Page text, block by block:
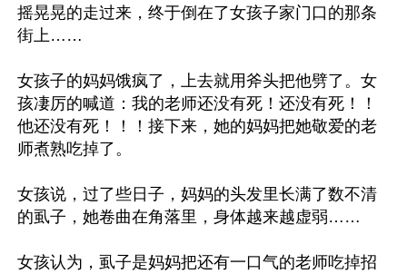
摇晃晃的走过来，终于倒在了女孩子家门口的那条
街上……
女孩子的妈妈饿疯了，上去就用斧头把他劈了。女
孩凄厉的喊道：我的老师还没有死！还没有死！！
他还没有死！！！接下来，她的妈妈把她敬爱的老
师煮熟吃掉了。
女孩说，过了些日子，妈妈的头发里长满了数不清
的虱子，她卷曲在角落里，身体越来越虚弱……
女孩认为，虱子是妈妈把还有一口气的老师吃掉招